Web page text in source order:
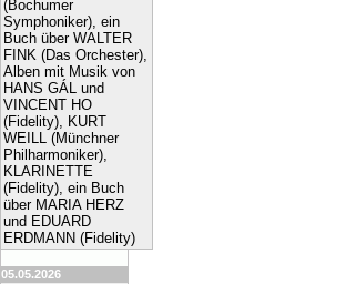
(Bochumer
Symphoniker), ein
Buch über WALTER
FINK (Das Orchester),
Alben mit Musik von
HANS GÁL und
VINCENT HO
(Fidelity), KURT
WEILL (Münchner
Philharmoniker),
KLARINETTE
(Fidelity), ein Buch
über MARIA HERZ
und EDUARD
ERDMANN (Fidelity)
05.05.2026